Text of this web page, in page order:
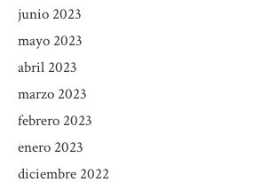
junio 2023
mayo 2023
abril 2023
marzo 2023
febrero 2023
enero 2023
diciembre 2022